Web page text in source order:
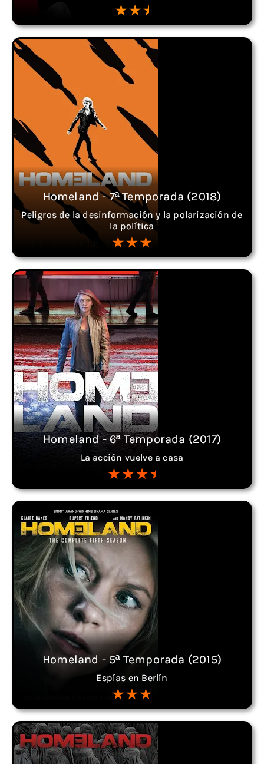
Homeland - 7ª Temporada (2018)
Peligros de la desinformación y la polarización de
la política
Homeland - 6ª Temporada (2017)
La acción vuelve a casa
Homeland - 5ª Temporada (2015)
Espías en Berlín